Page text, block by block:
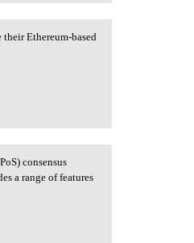
Ethereum-based
consensus
a range of features